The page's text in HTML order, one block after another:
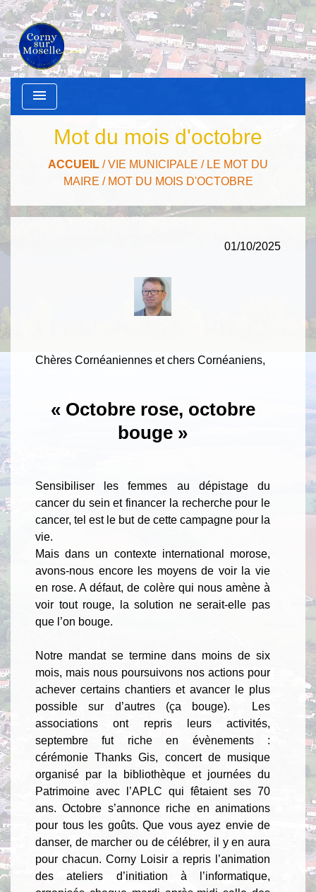
menu
Mot du mois d'octobre
ACCUEIL /VIE MUNICIPALE / LE MOT DU
MAIRE / MOT DU MOIS D'OCTOBRE
01/10/2025
Chères Cornéaniennes et chers Cornéaniens,
« Octobre rose, octobre
bouge »
Sensibiliser les femmes au dépistage du
cancer du sein et financer la recherche pour le
cancer, tel est le but de cette campagne pour la
vie.
Mais dans un contexte international morose,
avons-nous encore les moyens de voir la vie
en rose. A défaut, de colère qui nous amène à
voir tout rouge, la solution ne serait-elle pas
que l’on bouge.
Notre mandat se termine dans moins de six
mois, mais nous poursuivons nos actions pour
achever certains chantiers et avancer le plus
possible sur d’autres (ça bouge). Les
associations ont repris leurs activités,
septembre fut riche en évènements :
cérémonie Thanks Gis, concert de musique
organisé par la bibliothèque et journées du
Patrimoine avec l’APLC qui fêtaient ses 70
ans. Octobre s’annonce riche en animations
pour tous les goûts. Que vous ayez envie de
danser, de marcher ou de célébrer, il y en aura
pour chacun. Corny Loisir a repris l’animation
des ateliers d’initiation à l’informatique,